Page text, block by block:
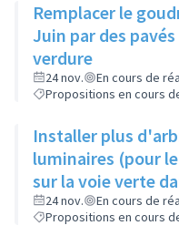
Remplacer le
Juin par des
verdure
24 nov.
En cours de
Propositions en cours
Installer plus
luminaires (pour
sur la voie verte
et la rue de
24 nov.
En cours de
Propositions en cours